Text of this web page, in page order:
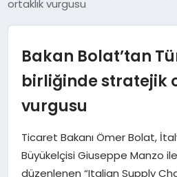
RIZE
BÜLTEN
GÜNDEM
SPOR
ortaklık vurgusu
Bakan Bolat’tan
birliğinde stratejik
vurgusu
Ticaret Bakanı Ömer Bolat,
Büyükelçisi Giuseppe Manzo
düzenlenen “Italian Supply